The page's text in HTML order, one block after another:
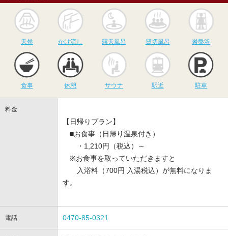
天然
かけ流し
かけ流し
露天風呂
露天風呂
貸切風呂
貸切風呂 岩盤浴
食事 休憩
サウナ
サウナ 駅近 駐車
料金
【日帰りプラン】
■お食事（日帰り温泉付き）
・1,210円（税込）～
※お食事を取っていただきますと
入浴料（700円 入湯税込）が無料になりま
す。
電話 0470-85-0321